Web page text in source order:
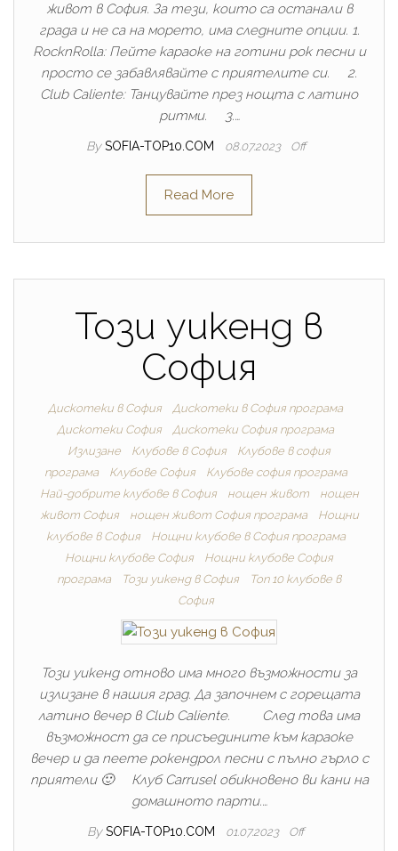
живот в София. За тези, които са останали в
града и не са на морето, има следните опции. 1.
RocknRolla: Пейте караоке на готини рок песни и
просто се забавлявайте с приятелите си. 2.
Club Caliente: Танцувайте през нощта с латино
ритми. 3.…
By SOFIA-TOP10.COM 08.07.2023 Off
Read More
Този уикенд в
София
Дискотеки в София
Дискотеки в София програма
Дискотеки София
Дискотеки София програма
Излизане
Клубове в София
Клубове в софия
програма
Клубове София
Клубове софия програма
Най-добрите клубове в София
нощен живот
нощен
живот София
нощен живот София програма
Нощни
клубове в София
Нощни клубове в София програма
Нощни клубове София
Нощни клубове София
програма
Този уикенд в София
Топ 10 клубове в
София
Този уикенд отново има много възможности за
излизане в нашия град. Да започнем с горещата
латино вечер в Club Caliente. След това има
възможност да се присъедините към караоке
вечер и да пеете рокендрол песни с пълно гърло с
приятели 🙂 Клуб Carrusel обикновено ви кани на
домашното парти.…
By SOFIA-TOP10.COM 01.07.2023 Off